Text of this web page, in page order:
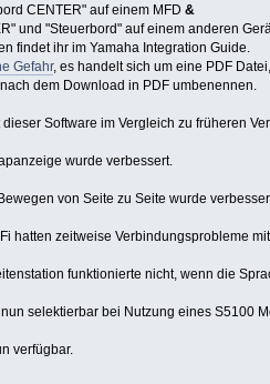
CENTER" auf einem MFD&
und "Steuerbord" auf einem anderen
findet ihr im Yamaha Integration Guide.
Gefahr, es handelt sich um eine PDF Datei,
dem Download in PDF umbenennen.
Software im Vergleich zu früheren
wurde verbessert.
von Seite zu Seite wurde
hatten zeitweise Verbindungsprobleme
funktionierte nicht, wenn die
selektierbar bei Nutzung eines S5100
verfügbar.